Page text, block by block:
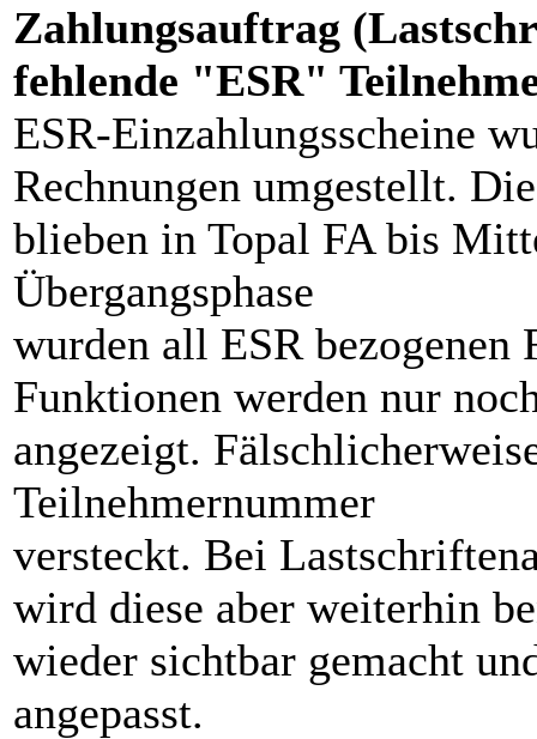
Zahlungsauftrag
fehlende "ESR"
ESR-Einzahlungsscheine
Rechnungen umgestellt.
blieben in Topal FA bis
Übergangsphase
wurden all ESR bezogenen
Funktionen werden nur
angezeigt.
Teilnehmernummer
versteckt. Bei
wird diese aber weiterhin
wieder sichtbar gemacht
angepasst.